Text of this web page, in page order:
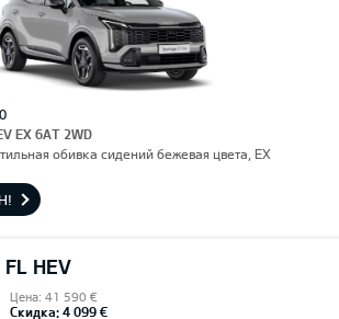
EX 6AT 2WD
обивка сидений бежевая цвета, EX
FL HEV
Цена: 41 590 €
Скидка: 4 099 €